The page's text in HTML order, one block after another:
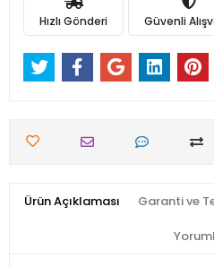
Hızlı Gönderi Güvenli
Ürün Açıklaması Garanti ve